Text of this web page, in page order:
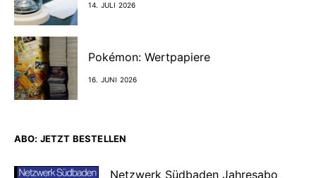
14. JULI 2026
Pokémon: Wertpapiere
16. JUNI 2026
ABO: JETZT BESTELLEN
Netzwerk Südbaden Jahresabo